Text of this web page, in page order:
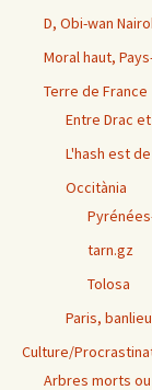
D, Obi-wan
Moral haut,
Terre de France
Entre Drac
L'hash est
Occitània
tarn.gz
Tolosa
Paris,
Culture/
Arbres morts